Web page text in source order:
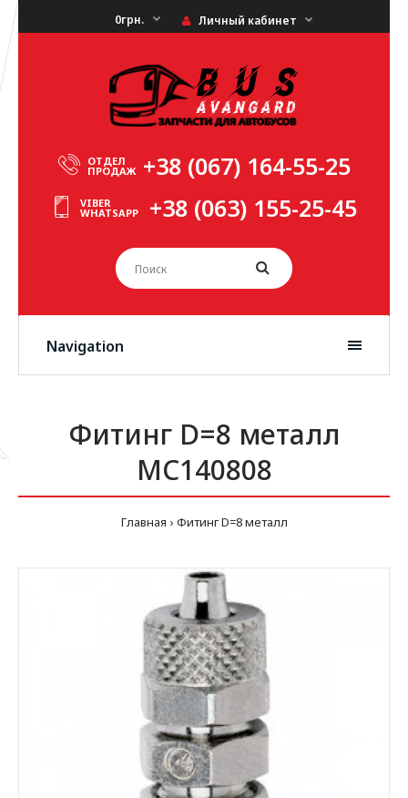
0грн. Личный кабинет
ОТДЕЛ
ПРОДАЖ +38 (067) 164-55-25
VIBER
WHATSAPP +38 (063) 155-25-45
Navigation
Фитинг D=8 металл
MC140808
Главная Фитинг D=8 металл